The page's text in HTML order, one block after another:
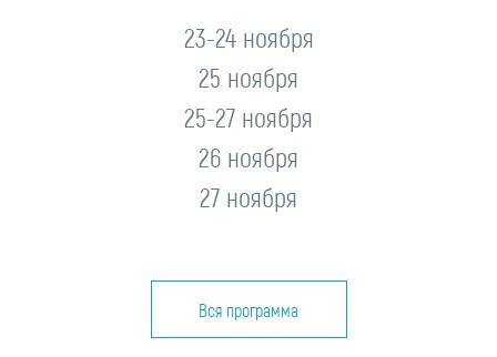
23-24 ноября
25 ноября
25-27 ноября
26 ноября
27 ноября
Вся программа